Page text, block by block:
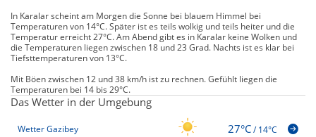
In Karalar scheint am Morgen die Sonne bei blauem Himmel bei
Temperaturen von 14°C. Später ist es teils wolkig und teils heiter und die
Temperatur erreicht 27°C. Am Abend gibt es in Karalar keine Wolken und
die Temperaturen liegen zwischen 18 und 23 Grad. Nachts ist es klar bei
Tiefsttemperaturen von 13°C.
Mit Böen zwischen 12 und 38 km/h ist zu rechnen. Gefühlt liegen die
Temperaturen bei 14 bis 29°C.
Das Wetter in der Umgebung
Wetter Gazibey 27°C/14°C